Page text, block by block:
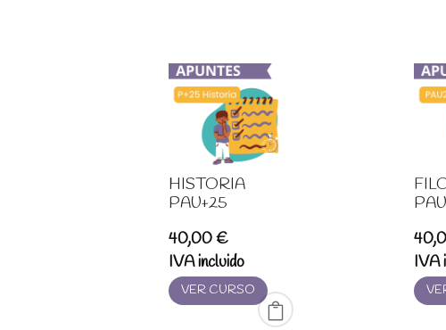
HISTORIA
PAU+25
40,00€
IVA incluido
VER CURSO
IVA